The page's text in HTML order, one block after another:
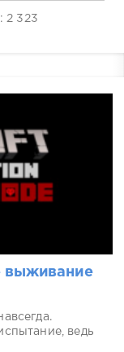
2 323
выживание
ведь